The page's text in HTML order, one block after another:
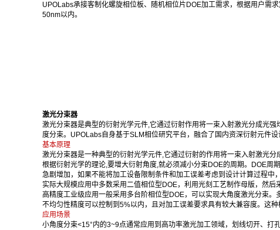
UPOLabs承接客制化螺旋相位板、随机相位片DOE加工需求，根据用户需
50nm以内。
激光分束器
激光分束器是典型的衍射光学元件,它通过衍射作用将一束入射激光分成光
度分束。UPOLabs自身基于SLM相位研究平台，融合了国内资深衍射元件
基本原理
激光分束器是一种典型的衍射光学元件,它通过衍射的作用将一束入射激光
根据衍射光学的理论,要增大衍射角度,就必须减小分束DOE的周期。DOE
急剧增加，如果不能将加工设备限制条件和加工误差考虑到设计计算过程中
实际大规模应用中多数采用二值相位型DOE，利用光刻工艺制作母版，然
高精度工业级应用一般采用多台阶相位型DOE，可以实现大角度激光分束
不均匀性精度可以控制到5%以内，且对加工误差要求具有较大兼容度。这
应用场景
小角度分束<15°内的3~9点通常应用到高功率激光加工领域，划线切开、打